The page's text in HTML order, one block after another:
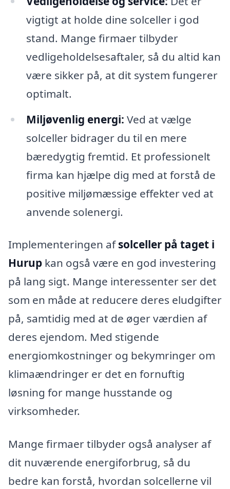
vigtigt at holde dine solceller i god
stand. Mange firmaer tilbyder
vedligeholdelsesaftaler, så du altid kan
være sikker på, at dit system fungerer
optimalt.
Miljøvenlig energi: Ved at vælge
solceller bidrager du til en mere
bæredygtig fremtid. Et professionelt
firma kan hjælpe dig med at forstå de
positive miljømæssige effekter ved at
anvende solenergi.
Implementeringen afsolceller på taget i
Hurup kan også være en god investering
på lang sigt. Mange interessenter ser det
som en måde at reducere deres eludgifter
på, samtidig med at de øger værdien af
deres ejendom. Med stigende
energiomkostninger og bekymringer om
klimaændringer er det en fornuftig
løsning for mange husstande og
virksomheder.
Mange firmaer tilbyder også analyser af
dit nuværende energiforbrug, så du
bedre kan forstå, hvordan solcellerne vil